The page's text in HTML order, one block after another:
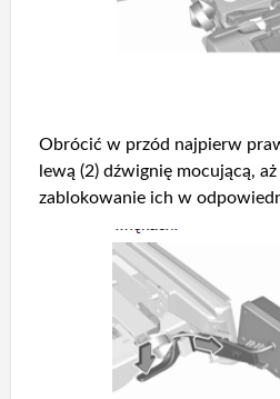
Obrócić w przód najpierw
lewą (2) dźwignię mocującą,
zablokowanie ich w